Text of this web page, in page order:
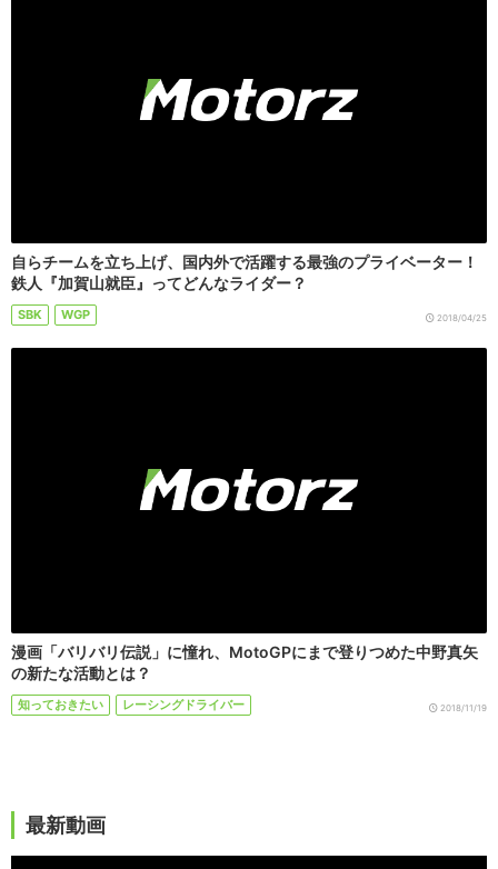
自らチームを立ち上げ、国内外で活躍する最強のプライベーター！
鉄人『加賀山就臣』ってどんなライダー？
SBK WGP 2018/04/25
漫画「バリバリ伝説」に憧れ、MotoGPにまで登りつめた中野真矢
の新たな活動とは？
知っておきたい レーシングドライバー 2018/11/19
最新動画